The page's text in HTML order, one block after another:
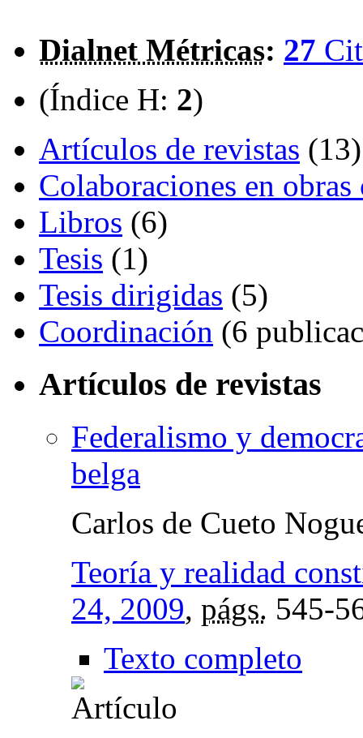
Dialnet Métricas: 27
(Índice H: 2)
Artículos de revistas (13)
Colaboraciones en
Libros (6)
Tesis (1)
Tesis dirigidas (5)
Coordinación (6
Artículos de revistas
Federalismo y
belga
Carlos de Cueto
Teoría y realidad
24, 2009, págs. 545-
Texto completo